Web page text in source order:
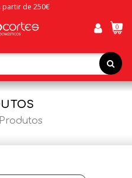
partir de 250€
0
Produtos